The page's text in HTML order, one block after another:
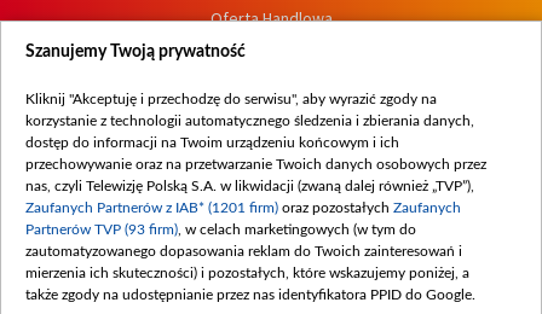
Oferta Handlowa
Dostępność
Procedura zgłoszeń wewnętrznych
Szanujemy Twoją prywatność
Kliknij "Akceptuję i przechodzę do serwisu", aby wyrazić zgody na
korzystanie z technologii automatycznego śledzenia i zbierania danych,
dostęp do informacji na Twoim urządzeniu końcowym i ich
przechowywanie oraz na przetwarzanie Twoich danych osobowych przez
nas, czyli Telewizję Polską S.A. w likwidacji (zwaną dalej również „TVP”),
Zaufanych Partnerów z IAB* (1201 firm) oraz pozostałych Zaufanych
Partnerów TVP (93 firm) , w celach marketingowych (w tym do
zautomatyzowanego dopasowania reklam do Twoich zainteresowań i
mierzenia ich skuteczności) i pozostałych, które wskazujemy poniżej, a
także zgody na udostępnianie przez nas identyfikatora PPID do Google.